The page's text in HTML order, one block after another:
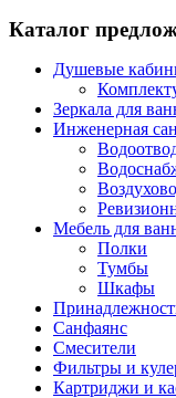
Каталог
Душевые
Зеркала для
Инженерная
Мебель для
Полки
Тумбы
Шкафы
Санфаянс
Смесители
Фильтры и
Картриджи и